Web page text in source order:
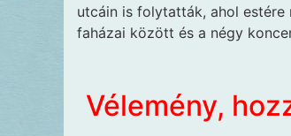
utcáin is folytatták, ahol
faházai között és a négy
Vélemény,